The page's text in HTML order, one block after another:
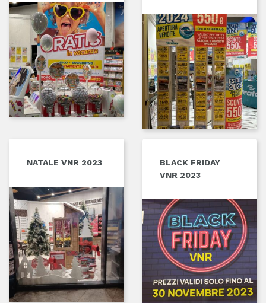
NATALE VNR 2023
BLACK FRIDAY
VNR 2023